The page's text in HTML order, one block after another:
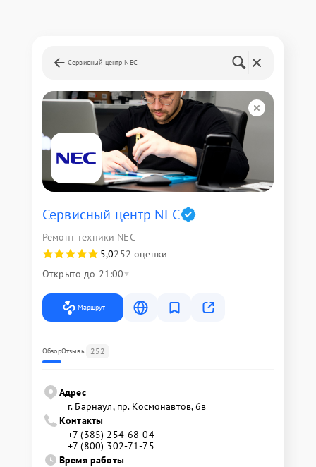
Сервисный центр NEC
Сервисный центр NEC
Ремонт техники NEC
5,0252 оценки
Открыто до 21:00
Маршрут
ОбзорОтзывы 252
Адрес
г. Барнаул, ​пр. Космонавтов, 6в
Контакты
+7 (385) 254-68-04
+7 (800) 302-71-75
Время работы